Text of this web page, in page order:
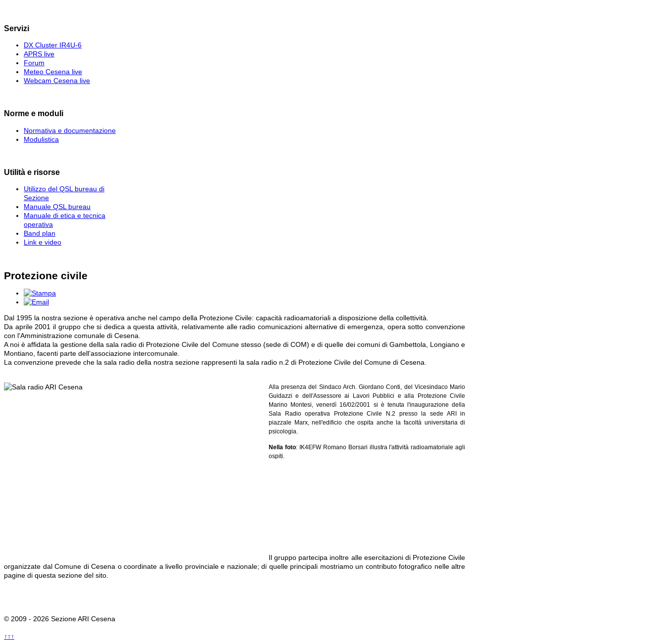
Servizi
DX Cluster IR4U-6
APRS live
Forum
Meteo Cesena live
Webcam Cesena live
Norme e moduli
Normativa e documentazione
Modulistica
Utilità e risorse
Utilizzo del QSL bureau di
Sezione
Manuale QSL bureau
Manuale di etica e tecnica
operativa
Band plan
Link e video
Protezione civile
Dal 1995 la nostra sezione è operativa anche nel campo della Protezione Civile: capacità radioamatoriali a disposizione della collettività.
Da aprile 2001 il gruppo che si dedica a questa attività, relativamente alle radio comunicazioni alternative di emergenza, opera sotto convenzione
con l'Amministrazione comunale di Cesena.
A noi è affidata la gestione della sala radio di Protezione Civile del Comune stesso (sede di COM) e di quelle dei comuni di Gambettola, Longiano e
Montiano, facenti parte dell’associazione intercomunale.
La convenzione prevede che la sala radio della nostra sezione rappresenti la sala radio n.2 di Protezione Civile del Comune di Cesena.
Alla presenza del Sindaco Arch. Giordano Conti, del Vicesindaco Mario
Guidazzi e dell'Assessore ai Lavori Pubblici e alla Protezione Civile
Marino Montesi, venerdì 16/02/2001 si è tenuta l'inaugurazione della
Sala Radio operativa Protezione Civile N.2 presso la sede ARI in
piazzale Marx, nell'edificio che ospita anche la facoltà universitaria di
psicologia.
Nella foto: IK4EFW Romano Borsari illustra l'attività radioamatoriale agli
ospiti.
Il gruppo partecipa inoltre alle esercitazioni di Protezione Civile
organizzate dal Comune di Cesena o coordinate a livello provinciale e nazionale; di quelle principali mostriamo un contributo fotografico nelle altre
pagine di questa sezione del sito.
© 2009 - 2026 Sezione ARI Cesena
↑↑↑